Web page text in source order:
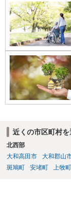
近くの市区町村
北西部
大和高田市
大和郡山
斑鳩町
安堵町 上牧町